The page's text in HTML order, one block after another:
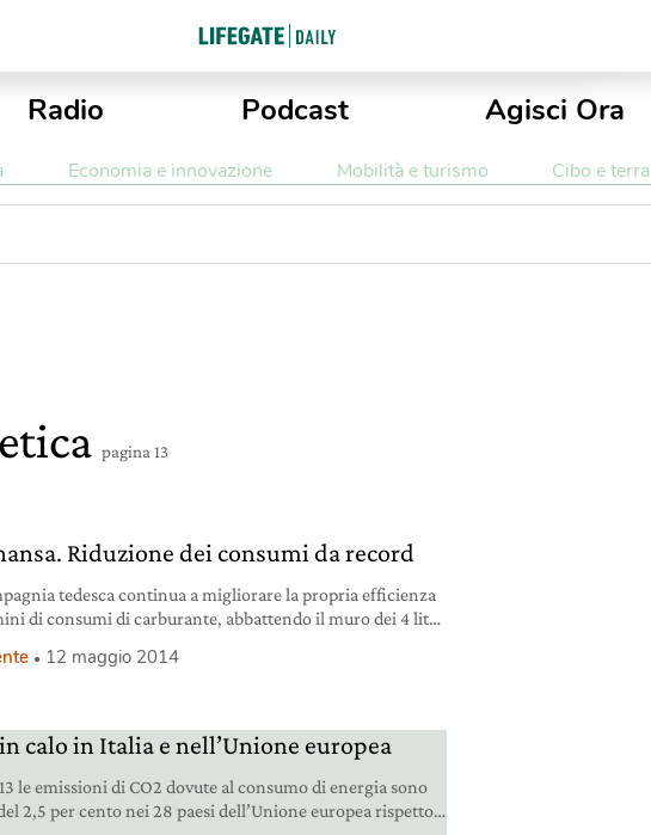
Radio Podcast Agisci Ora
Economia e innovazione Mobilità e turismo Cibo e terra
pagina 13
Riduzione dei consumi da record
tedesca continua a migliorare la propria efficienza
di consumi di carburante, abbattendo il muro dei 4 litri
12 maggio 2014
calo in Italia e nell’Unione europea
le emissioni di CO2 dovute al consumo di energia sono
2,5 per cento nei 28 paesi dell’Unione europea rispetto